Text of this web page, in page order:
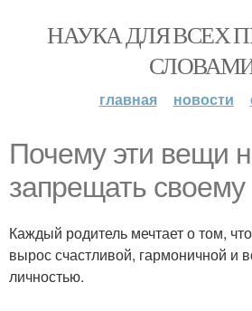
НАУКА ДЛЯ ВСЕХ
главная новости
Почему эти вещи
запрещать
Каждый родитель мечтает о том,
вырос счастливой, гармоничной и
личностью.